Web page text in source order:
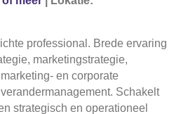
professional. Brede ervaring
marketingstrategie,
en corporate
Schakelt
strategisch en operationeel